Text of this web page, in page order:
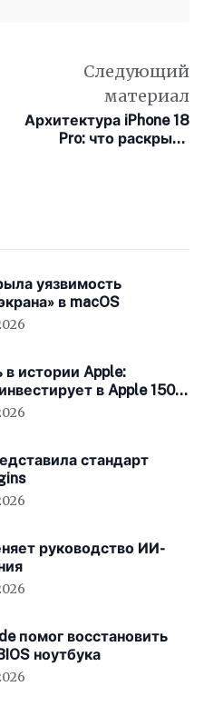
Следующий
материал
Архитектура iPhone 18
Pro: что раскрыла
уязвимость
в macOS
в истории Apple:
в Apple 150
долларов
стандарт
руководство ИИ-
помог восстановить
ноутбука